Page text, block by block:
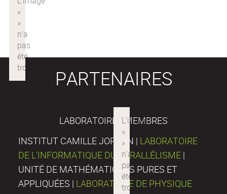
PARTENAIRES
LABORATOIRES MEMBRES
INSTITUT CAMILLE JORDAN | LABORATOIRE
DE L’INFORMATIQUE DU PARALLÉLISME |
UNITÉ DE MATHÉMATIQUES PURES ET
APPLIQUÉES | LABORATOIRE DE PHYSIQUE